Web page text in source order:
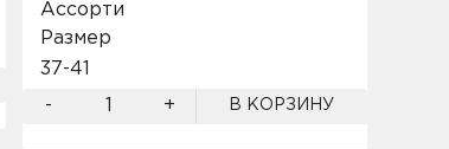
Ассорти
Размер
37-41
- + В КОРЗИНУ